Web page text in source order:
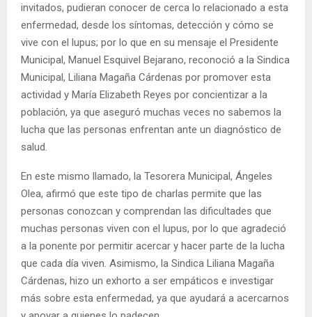
invitados, pudieran conocer de cerca lo relacionado a esta
enfermedad, desde los síntomas, detección y cómo se
vive con el lupus; por lo que en su mensaje el Presidente
Municipal, Manuel Esquivel Bejarano, reconoció a la Sindica
Municipal, Liliana Magaña Cárdenas por promover esta
actividad y María Elizabeth Reyes por concientizar a la
población, ya que aseguró muchas veces no sabemos la
lucha que las personas enfrentan ante un diagnóstico de
salud.
En este mismo llamado, la Tesorera Municipal, Ángeles
Olea, afirmó que este tipo de charlas permite que las
personas conozcan y comprendan las dificultades que
muchas personas viven con el lupus, por lo que agradeció
a la ponente por permitir acercar y hacer parte de la lucha
que cada día viven. Asimismo, la Sindica Liliana Magaña
Cárdenas, hizo un exhorto a ser empáticos e investigar
más sobre esta enfermedad, ya que ayudará a acercarnos